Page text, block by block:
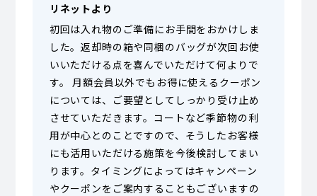
リネットより
初回は入れ物のご準備にお手間をおかけしま
した。返却時の箱や同梱のバッグが次回お使
いいただける点を喜んでいただけて何よりで
す。 月額会員以外でもお得に使えるクーポン
については、ご要望としてしっかり受け止め
させていただきます。コートなど季節物の利
用が中心とのことですので、そうしたお客様
にも活用いただける施策を今後検討してまい
ります。タイミングによってはキャンペーン
やクーポンをご案内することもございますの